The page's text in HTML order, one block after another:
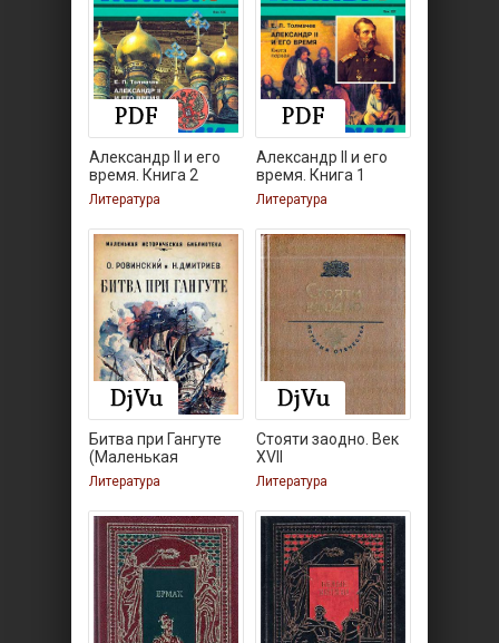
Александр II и его
время. Книга 2
Литература
Александр II и его
время. Книга 1
Литература
Битва при Гангуте
(Маленькая
Литература
Стояти заодно. Век
XVII
Литература